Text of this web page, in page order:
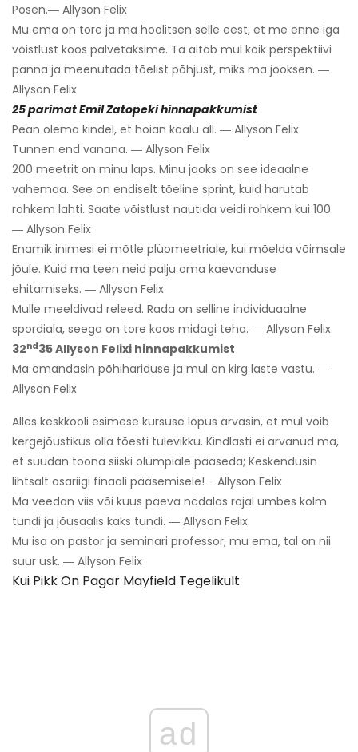
Posen.― Allyson Felix
Mu ema on tore ja ma hoolitsen selle eest, et me enne iga
võistlust koos palvetaksime. Ta aitab mul kõik perspektiivi
panna ja meenutada tõelist põhjust, miks ma jooksen. ―
Allyson Felix
25 parimat Emil Zatopeki hinnapakkumist
Pean olema kindel, et hoian kaalu all. ― Allyson Felix
Tunnen end vanana. ― Allyson Felix
200 meetrit on minu laps. Minu jaoks on see ideaalne
vahemaa. See on endiselt tõeline sprint, kuid harutab
rohkem lahti. Saate võistlust nautida veidi rohkem kui 100.
― Allyson Felix
Enamik inimesi ei mõtle plüomeetriale, kui mõelda võimsale
jõule. Kuid ma teen neid palju oma kaevanduse
ehitamiseks. ― Allyson Felix
Mulle meeldivad releed. Rada on selline individuaalne
spordiala, seega on tore koos midagi teha. ― Allyson Felix
32nd35 Allyson Felixi hinnapakkumist
Ma omandasin põhihariduse ja mul on kirg laste vastu. ―
Allyson Felix
Alles keskkooli esimese kursuse lõpus arvasin, et mul võib
kergejõustikus olla tõesti tulevikku. Kindlasti ei arvanud ma,
et suudan toona siiski olümpiale pääseda; Keskendusin
lihtsalt osariigi finaali pääsemisele! - Allyson Felix
Ma veedan viis või kuus päeva nädalas rajal umbes kolm
tundi ja jõusaalis kaks tundi. ― Allyson Felix
Mu isa on pastor ja seminari professor; mu ema, tal on nii
suur usk. ― Allyson Felix
Kui Pikk On Pagar Mayfield Tegelikult
ad